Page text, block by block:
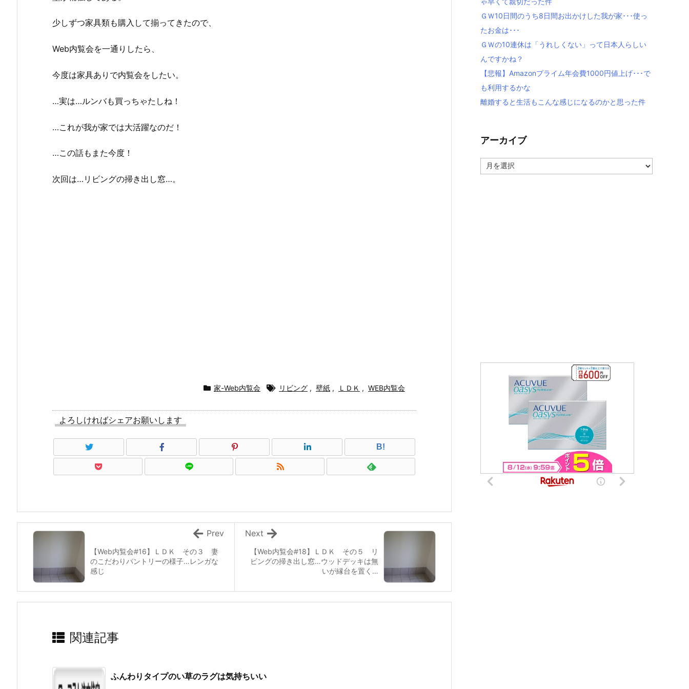
少しずつ家具類も購入して揃ってきたので、
Web内覧会を一通りしたら、
今度は家具ありで内覧会をしたい。
…実は…ルンバも買っちゃたしね！
…これが我が家では大活躍なのだ！
…この話もまた今度！
次回は…リビングの掃き出し窓…。
家-Web内覧会 リビング , 壁紙 , ＬＤＫ , WEB内覧会
よろしければシェアお願いします
B!
【Web内覧会#18】ＬＤＫ その５ リ
ビングの掃き出し窓…ウッドデッキは無
いが縁台を置く…
Next
【Web内覧会#16】ＬＤＫ その３ 妻
のこだわりパントリーの様子…レンガな
感じ
Prev
関連記事
ふんわりタイプのい草のラグは気持ちいい
ＧＷ10日間のうち8日間お出かけした我が家･･･使っ
たお金は･･･
ＧＷの10連休は「うれしくない」って日本人らしい
んですかね？
【悲報】Amazonプライム年会費1000円値上げ･･･で
も利用するかな
離婚すると生活もこんな感じになるのかと思った件
アーカイブ
ー